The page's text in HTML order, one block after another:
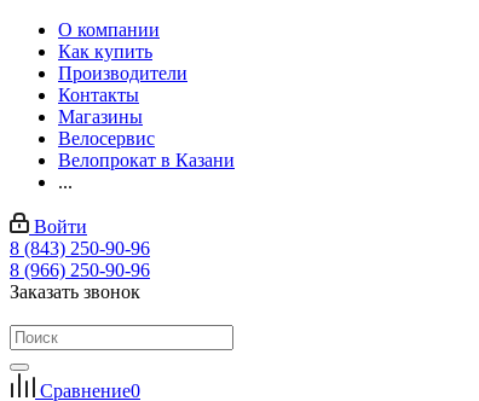
О компании
Как купить
Производители
Контакты
Магазины
Велосервис
Велопрокат в Казани
...
Войти
8 (843) 250-90-96
8 (966) 250-90-96
Заказать звонок
Сравнение0